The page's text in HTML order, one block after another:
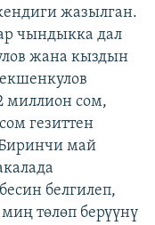
жазылган.
чындыкка дал
жана кыздын
миллион сом,
гезиттен
Биринчи май
белгилеп,
төлөп берүүнү